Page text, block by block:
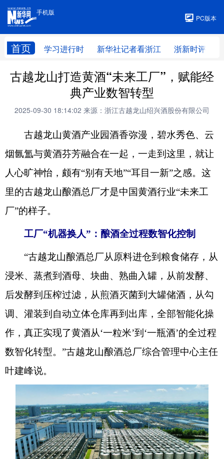
手机版
PC版本
首页 学习进行时 新华社记者看浙江 浙新时评
手机版
古越龙山打造黄酒“未来工厂”，赋能经
典产业数智转型
2025-09-30 18:14:02 来源：浙江古越龙山绍兴酒股份有限公司
古越龙山黄酒产业园酒香弥漫，碧水秀色、云
烟氤氲与黄酒芬芳融合在一起，一走到这里，就让
人心旷神怡，颇有“别有天地”“耳目一新”之感。这
里的古越龙山酿酒总厂才是中国黄酒行业“未来工
厂”的样子。
工厂“机器换人”：酿酒全过程数智化控制
“古越龙山酿酒总厂从原料进仓到粮食储存，从
浸米、蒸煮到酒母、块曲、熟曲入罐，从前发酵、
后发酵到压榨过滤，从煎酒灭菌到大罐储酒，从勾
调、灌装到自动立体仓库再到出库，全部智能化操
作，真正实现了黄酒从‘一粒米’到‘一瓶酒’的全过程
数智化转型。”古越龙山酿酒总厂综合管理中心主任
叶建峰说。